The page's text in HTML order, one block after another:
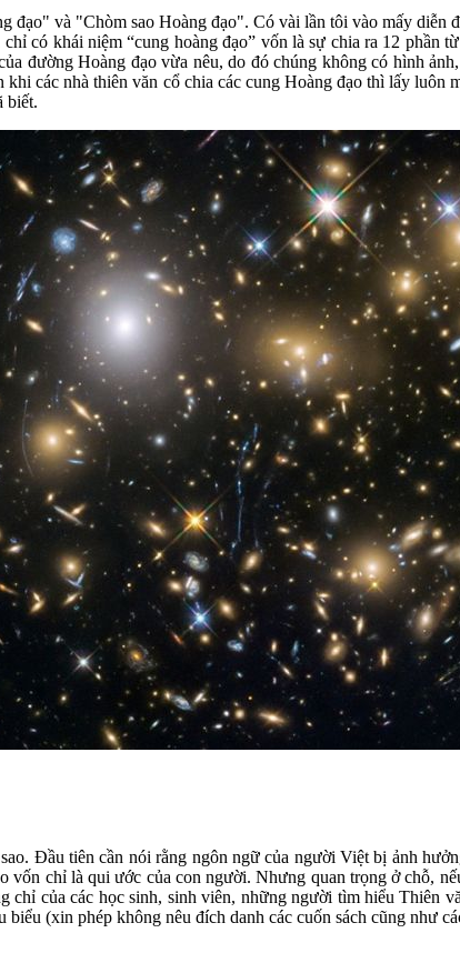
đạo" và "Chòm sao Hoàng đạo". Có vài lần tôi vào mấy
có khái niệm “cung hoàng đạo” vốn là sự chia ra 12
đường Hoàng đạo vừa nêu, do đó chúng không có hình
các nhà thiên văn cổ chia các cung Hoàng đạo thì lấy
biết.
Đầu tiên cần nói rằng ngôn ngữ của người Việt bị ảnh
vốn chỉ là qui ước của con người. Nhưng quan trọng ở chỗ,
của các học sinh, sinh viên, những người tìm hiểu Thiên
(xin phép không nêu đích danh các cuốn sách cũng như